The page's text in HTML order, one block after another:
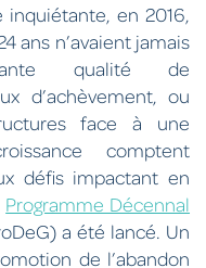
inquiétante, en 2016,
ans n’avaient jamais
qualité de
d’achèvement, ou
face à une
comptent
défis impactant en
Programme Décennal
a été lancé. Un
de l’abandon